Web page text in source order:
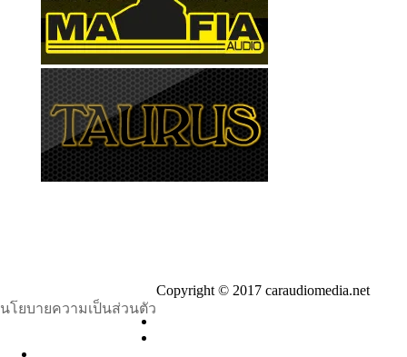
นโยบายความเป็นส่วนตัว
Copyright © 2017 caraudiomedia.net